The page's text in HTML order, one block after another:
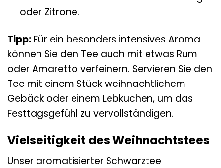
oder Zitrone.
Tipp: Für ein besonders intensives Aroma
können Sie den Tee auch mit etwas Rum
oder Amaretto verfeinern. Servieren Sie den
Tee mit einem Stück weihnachtlichem
Gebäck oder einem Lebkuchen, um das
Festtagsgefühl zu vervollständigen.
Vielseitigkeit des Weihnachtstees
Unser aromatisierter Schwarztee